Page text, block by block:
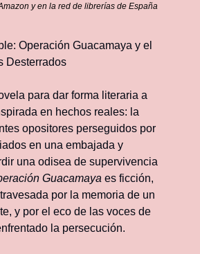
y en la red de librerías de España
Operación Guacamaya y el
Desterrados
para dar forma literaria a
en hechos reales: la
opositores perseguidos por
en una embajada y
una odisea de supervivencia
Guacamaya es ficción,
por la memoria de un
y por el eco de las voces de
la persecución.